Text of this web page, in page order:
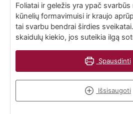
Foliatai ir geležis yra ypač svarbūs
kūnelių formavimuisi ir kraujo
tai svarbu bendrai širdies
skaidulų kiekio, jos suteikia ilgą
Spausdinti
Išsisaugoti